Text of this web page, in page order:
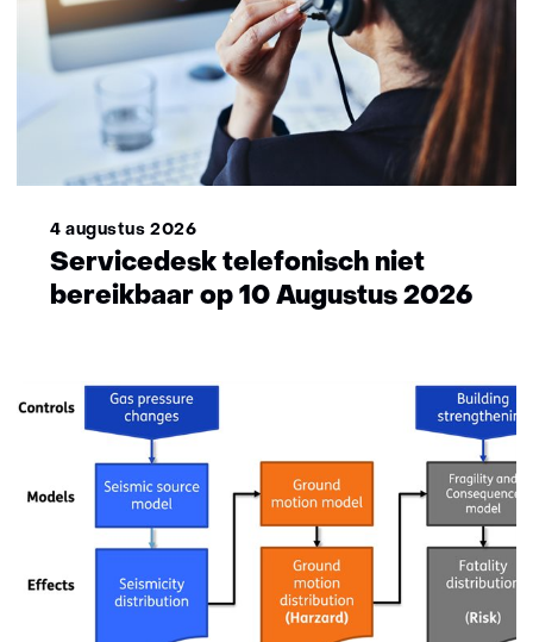
informatie?)
4 augustus 2026
Servicedesk telefonisch niet
bereikbaar op 10 Augustus 2026